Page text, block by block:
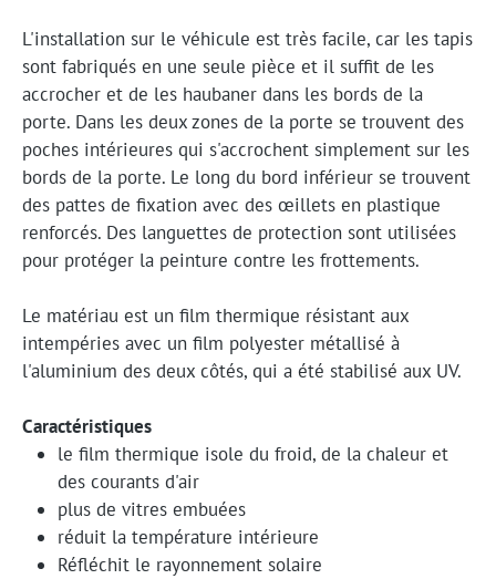
L'installation sur le véhicule est très facile, car les tapis
sont fabriqués en une seule pièce et il suffit de les
accrocher et de les haubaner dans les bords de la
porte. Dans les deux zones de la porte se trouvent des
poches intérieures qui s'accrochent simplement sur les
bords de la porte. Le long du bord inférieur se trouvent
des pattes de fixation avec des œillets en plastique
renforcés. Des languettes de protection sont utilisées
pour protéger la peinture contre les frottements.
Le matériau est un film thermique résistant aux
intempéries avec un film polyester métallisé à
l'aluminium des deux côtés, qui a été stabilisé aux UV.
Caractéristiques
le film thermique isole du froid, de la chaleur et
des courants d'air
plus de vitres embuées
réduit la température intérieure
Réfléchit le rayonnement solaire